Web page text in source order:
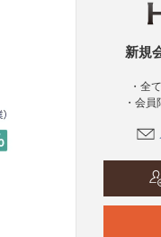
新規
・全
・会